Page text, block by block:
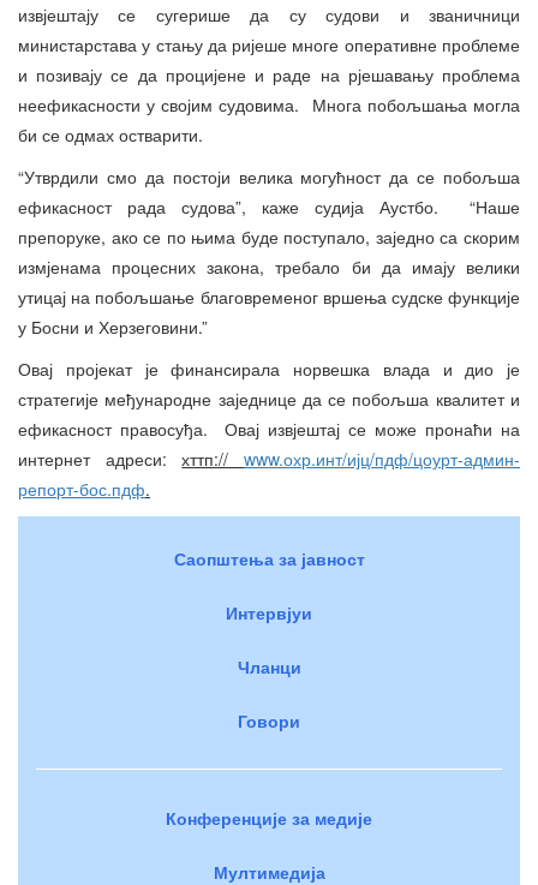
извјештају се сугерише да су судови и званичници
министарстава у стању да ријеше многе оперативне проблеме
и позивају се да процијене и раде на рјешавању проблема
неефикасности у својим судовима. Многа побољшања могла
би се одмах остварити.
“Утврдили смо да постоји велика могућност да се побољша
ефикасност рада судова”, каже судија Аустбо. “Наше
препоруке, ако се по њима буде поступало, заједно са скорим
измјенама процесних закона, требало би да имају велики
утицај на побољшање благовременог вршења судске функције
у Босни и Херзеговини.”
Овај пројекат је финансирала норвешка влада и дио је
стратегије међународне заједнице да се побољша квалитет и
ефикасност правосуђа. Овај извјештај се може пронаћи на
интернет адреси:хттп://www.охр.инт/ијц/пдф/цоурт-админ-
репорт-бос.пдф.
Саопштења за јавност
Интервјуи
Чланци
Говори
Конференције за медије
Мултимедија